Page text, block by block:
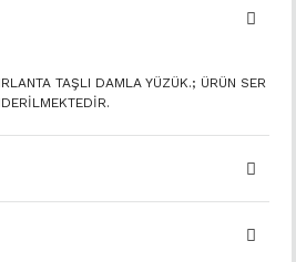
TAŞLI DAMLA YÜZÜK.; ÜRÜN SER